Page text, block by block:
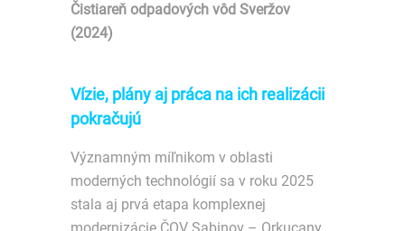
Čistiareň odpadových vôd Sveržov
(2024)
Vízie, plány aj práca na ich realizácii
pokračujú
Významným míľnikom v oblasti
moderných technológií sa v roku 2025
stala aj prvá etapa komplexnej